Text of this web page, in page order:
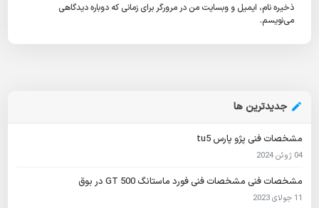
ذخیره نام، ایمیل و وبسایت من در مرورگر برای زمانی که دوباره دیدگاهی
می‌نویسم.
جدیدترین ها
مشخصات فنی پژو پارس tu5
04 ژوئن 2024
مشخصات فنی مشخصات فنی فورد ماستانگ GT 500 در بوق
11 جولای 2023